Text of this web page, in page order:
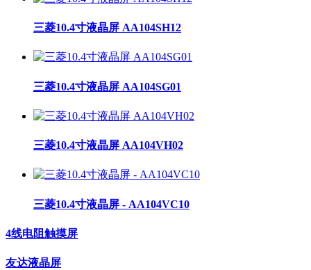
三菱10.4寸液晶屏 AA104SH12
三菱10.4寸液晶屏 AA104SG01
三菱10.4寸液晶屏 AA104VH02
三菱10.4寸液晶屏 - AA104VC10
4线电阻触摸屏
友达液晶屏